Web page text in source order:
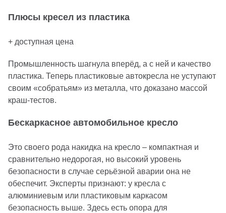
Плюсы кресел из пластика
+ доступная цена
Промышленность шагнула вперёд, а с ней и качество
пластика. Теперь пластиковые автокресла не уступают
своим «собратьям» из металла, что доказано массой
краш-тестов.
Бескаркасное автомобильное кресло
Это своего рода накидка на кресло – компактная и
сравнительно недорогая, но высокий уровень
безопасности в случае серьёзной аварии она не
обеспечит. Эксперты признают: у кресла с
алюминиевым или пластиковым каркасом
безопасность выше. Здесь есть опора для